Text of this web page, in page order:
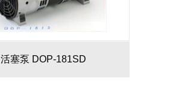
活塞泵 DOP-181SD